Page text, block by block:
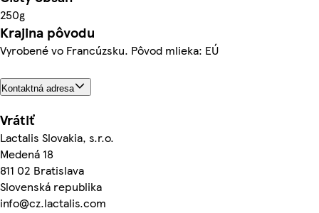
250g
Krajina pôvodu
Vyrobené vo Francúzsku. Pôvod mlieka: EÚ
Kontaktná adresa
Vrátiť
Lactalis Slovakia, s.r.o.
Medená 18
811 02 Bratislava
Slovenská republika
info@cz.lactalis.com